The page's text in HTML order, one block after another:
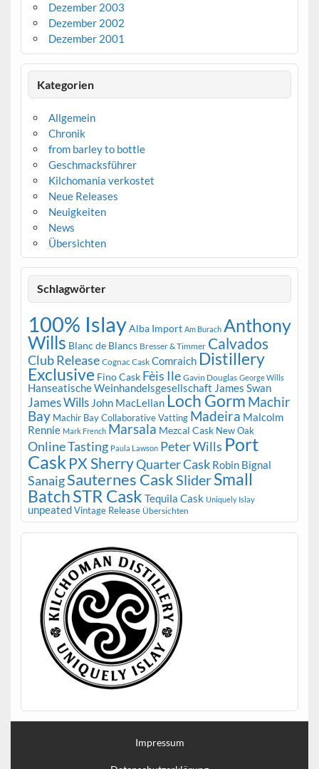
Dezember 2003
Dezember 2002
Dezember 2001
Kategorien
Allgemein
Chronik
from barley to bottle
Geschmacksführer
Kilchomania verkostet
Neue Releases
Neuigkeiten
News
Übersichten
Schlagwörter
100% IslayAlba Import Am Burach Anthony
Wills Blanc de Blancs Bresser & Timmer Calvados
Club Release Cognac Cask Comraich Distillery
Exclusive Fino Cask Fèis Ile Gavin Douglas George Wills
Hanseatische Weinhandelsgesellschaft James Swan
James Wills John MacLellan Loch Gorm Machir
Bay Machir Bay Collaborative Vatting Madeira Malcolm
Rennie Mark French Marsala Mezcal Cask New Oak
Online Tasting Paula Lawson Peter Wills Port
Cask PX SherryQuarter Cask Robin Bignal
SanaigSauternes CaskSliderSmall
BatchSTR Cask Tequila Cask Uniquely Islay
unpeatedVintage Release Übersichten
Impressum